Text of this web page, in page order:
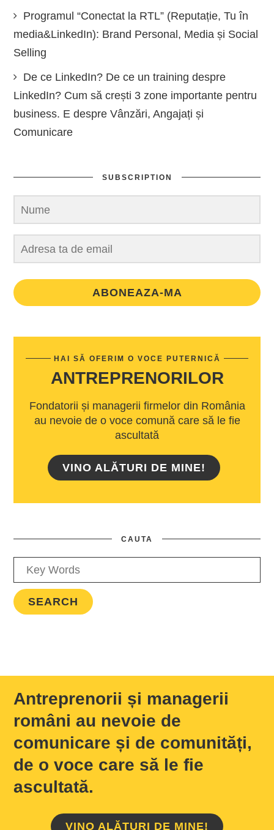
Programul “Conectat la RTL” (Reputație, Tu în
media&LinkedIn): Brand Personal, Media și Social
Selling
De ce LinkedIn? De ce un training despre
LinkedIn? Cum să crești 3 zone importante pentru
business. E despre Vânzări, Angajați și
Comunicare
SUBSCRIPTION
ABONEAZA-MA
HAI SĂ OFERIM O VOCE PUTERNICĂ
ANTREPRENORILOR
Fondatorii și managerii firmelor din România
au nevoie de o voce comună care să le fie
ascultată
VINO ALĂTURI DE MINE!
CAUTA
Antreprenorii și managerii
români au nevoie de
comunicare și de comunități,
de o voce care să le fie
ascultată.
VINO ALĂTURI DE MINE!